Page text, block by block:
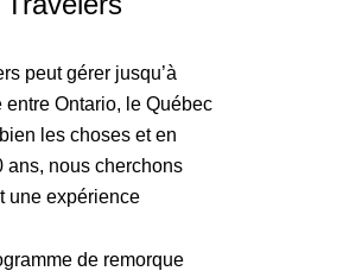
peut gérer jusqu’à
Ontario, le Québec
les choses et en
ans, nous cherchons
une expérience
de remorque